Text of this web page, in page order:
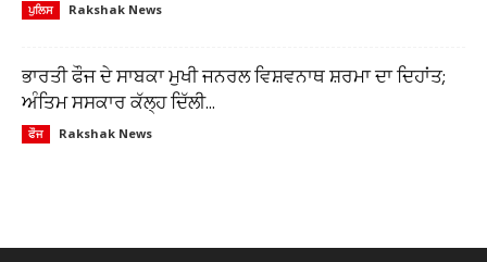
ਪੁਲਿਸ Rakshak News
ਭਾਰਤੀ ਫੌਜ ਦੇ ਸਾਬਕਾ ਮੁਖੀ ਜਨਰਲ ਵਿਸ਼ਵਨਾਥ ਸ਼ਰਮਾ ਦਾ ਦਿਹਾਂਤ;
ਅੰਤਿਮ ਸਸਕਾਰ ਕੱਲ੍ਹ ਦਿੱਲੀ...
ਫੌਜ Rakshak News